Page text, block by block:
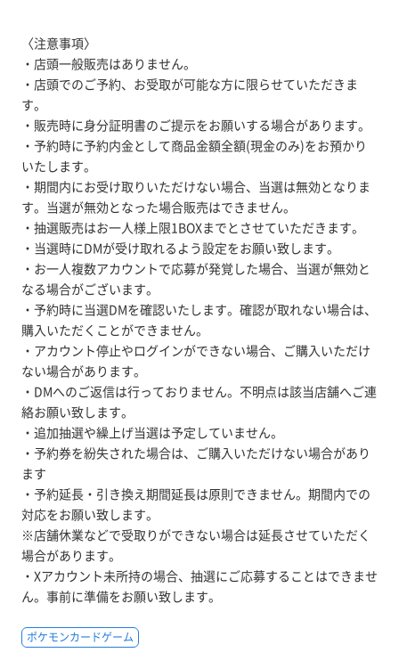
〈注意事項〉
・店頭一般販売はありません。
・店頭でのご予約、お受取が可能な方に限らせていただきま
す。
・販売時に身分証明書のご提示をお願いする場合があります。
・予約時に予約内金として商品金額全額(現金のみ)をお預かり
いたします。
・期間内にお受け取りいただけない場合、当選は無効となりま
す。当選が無効となった場合販売はできません。
・抽選販売はお一人様上限1BOXまでとさせていただきます。
・当選時にDMが受け取れるよう設定をお願い致します。
・お一人複数アカウントで応募が発覚した場合、当選が無効と
なる場合がございます。
・予約時に当選DMを確認いたします。確認が取れない場合は、
購入いただくことができません。
・アカウント停止やログインができない場合、ご購入いただけ
ない場合があります。
・DMへのご返信は行っておりません。不明点は該当店舗へご連
絡お願い致します。
・追加抽選や繰上げ当選は予定していません。
・予約券を紛失された場合は、ご購入いただけない場合があり
ます
・予約延長・引き換え期間延長は原則できません。期間内での
対応をお願い致します。
※店舗休業などで受取りができない場合は延長させていただく
場合があります。
・Xアカウント未所持の場合、抽選にご応募することはできませ
ん。事前に準備をお願い致します。
ポケモンカードゲーム